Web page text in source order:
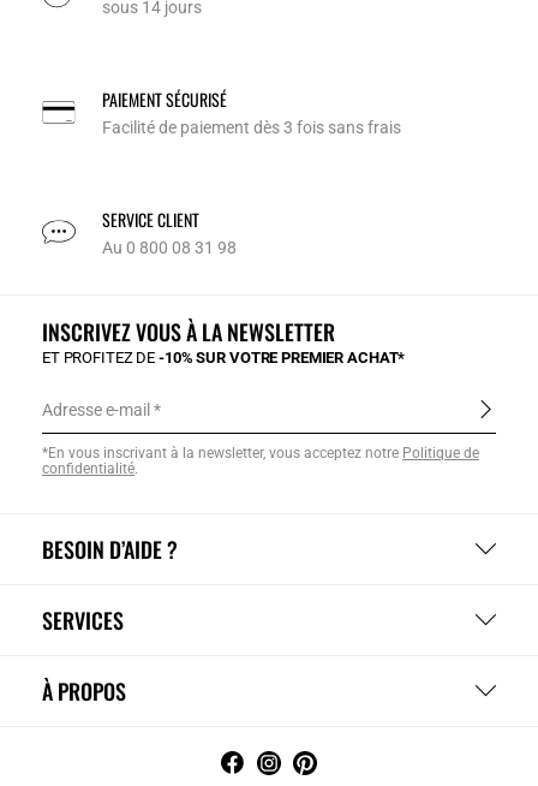
sous 14 jours
PAIEMENT SÉCURISÉ
Facilité de paiement dès 3 fois sans frais
SERVICE CLIENT
Au 0 800 08 31 98
BESOIN D’AIDE ?
SERVICES
À PROPOS
INSCRIVEZ VOUS À LA NEWSLETTER
ET PROFITEZ DE-10% SUR VOTRE PREMIER ACHAT*
Adresse e-mail
*En vous inscrivant à la newsletter, vous acceptez notre Politique de
confidentialité.